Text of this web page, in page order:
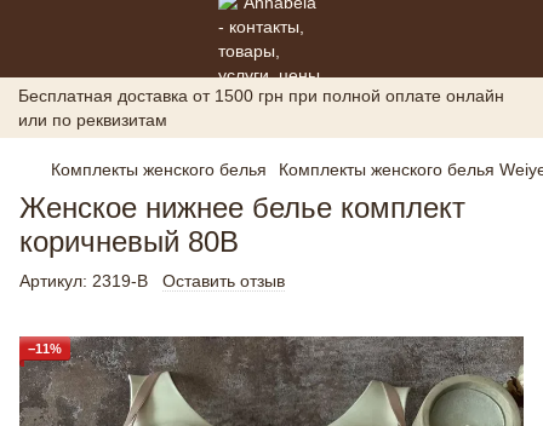
Бесплатная доставка от 1500 грн при полной оплате онлайн
или по реквизитам
Комплекты женского белья Комплекты женского белья
Женское нижнее белье комплект
коричневый 80B
Артикул: 2319-B Оставить отзыв
−11%